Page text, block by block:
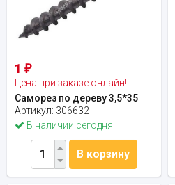
1 ₽
Цена при заказе онлайн!
Саморез по дереву 3,5*35
Артикул: 306632
В наличии сегодня
В корзину